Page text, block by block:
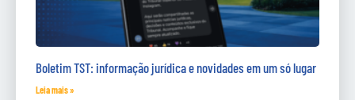
Boletim TST: informação jurídica e novidades em um só lugar
Leia mais »